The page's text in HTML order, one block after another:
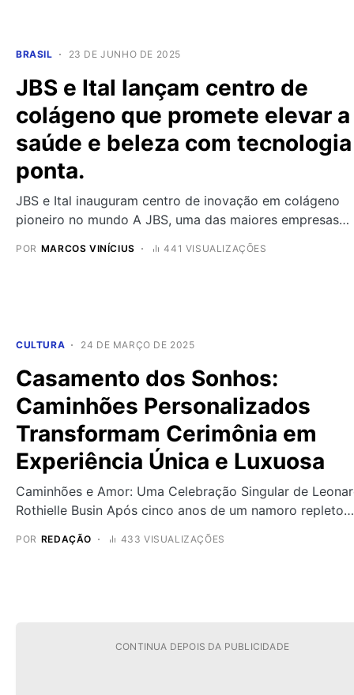
BRASIL 23 DE JUNHO DE 2025
JBS e Ital lançam centro de
colágeno que promete elevar a
saúde e beleza com
ponta.
JBS e Ital inauguram centro de inovação em colágeno
pioneiro no mundo A JBS, uma das maiores empresas…
POR MARCOS VINÍCIUS 441 VISUALIZAÇÕES
CULTURA 24 DE MARÇO DE 2025
Casamento dos Sonhos:
Caminhões Personalizados
Transformam Cerimônia em
Experiência Única e Luxuosa
Caminhões e Amor: Uma Celebração Singular de
Rothielle Busin Após cinco anos de um namoro repleto…
POR REDAÇÃO 433 VISUALIZAÇÕES
CONTINUA DEPOIS DA PUBLICIDADE